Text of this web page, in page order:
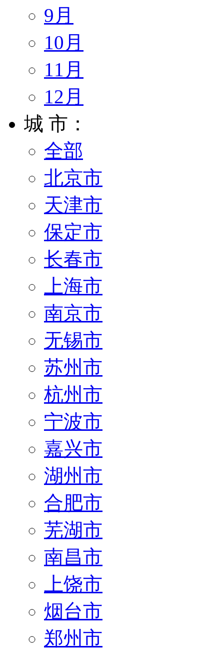
9月
10月
11月
12月
城 市：
全部
北京市
天津市
保定市
长春市
上海市
南京市
无锡市
苏州市
杭州市
宁波市
嘉兴市
湖州市
合肥市
芜湖市
南昌市
上饶市
烟台市
郑州市